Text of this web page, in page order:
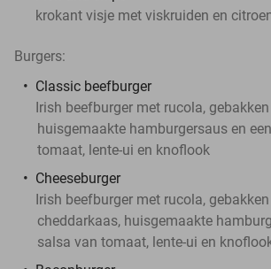
krokant visje met viskruiden en
Burgers:
Classic beefburger
Irish beefburger met rucola,
huisgemaakte hamburgersaus en
tomaat, lente-ui en knoflook
Cheeseburger
Irish beefburger met rucola,
cheddarkaas, huisgemaakte
salsa van tomaat, lente-ui en